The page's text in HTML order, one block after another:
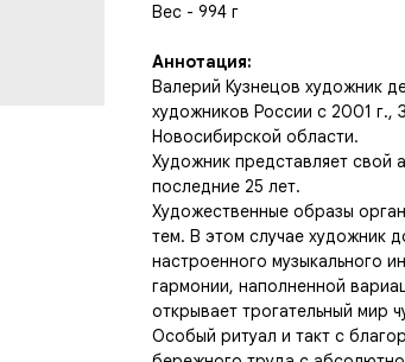
Вес - 994 г
Аннотация:
Валерий Кузнецов художник
художников России с 2001 г.,
Новосибирской области.
Художник представляет свой
последние 25 лет.
Художественные образы
тем. В этом случае художник
настроенного музыкального
гармонии, наполненной
открывает трогательный мир
Особый ритуал и такт с